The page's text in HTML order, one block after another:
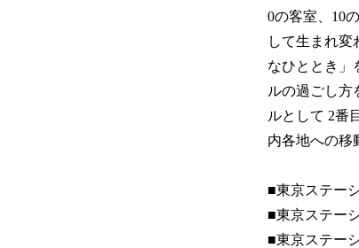
0の客室、10
して生まれ変
なひととき」
ルの過ごし方
ルとして 2番
内各地への移
■東京ステー
■東京ステー
■東京ステー